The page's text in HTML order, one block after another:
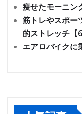
痩せたモーニン
筋トレやスポー
的ストレッチ【6
エアロバイクに